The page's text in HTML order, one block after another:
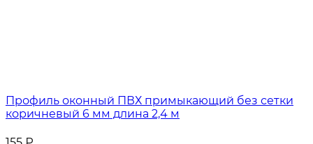
Профиль оконный ПВХ примыкающий без сетки
коричневый 6 мм длина 2,4 м